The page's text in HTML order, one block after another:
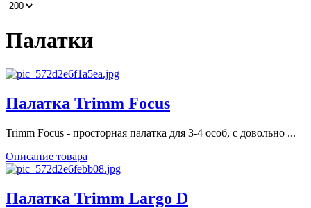
Палатки
Палатка Trimm Focus
Trimm Focus - просторная палатка для 3-4 особ, с довольно ...
Описание товара
Палатка Trimm Largo D